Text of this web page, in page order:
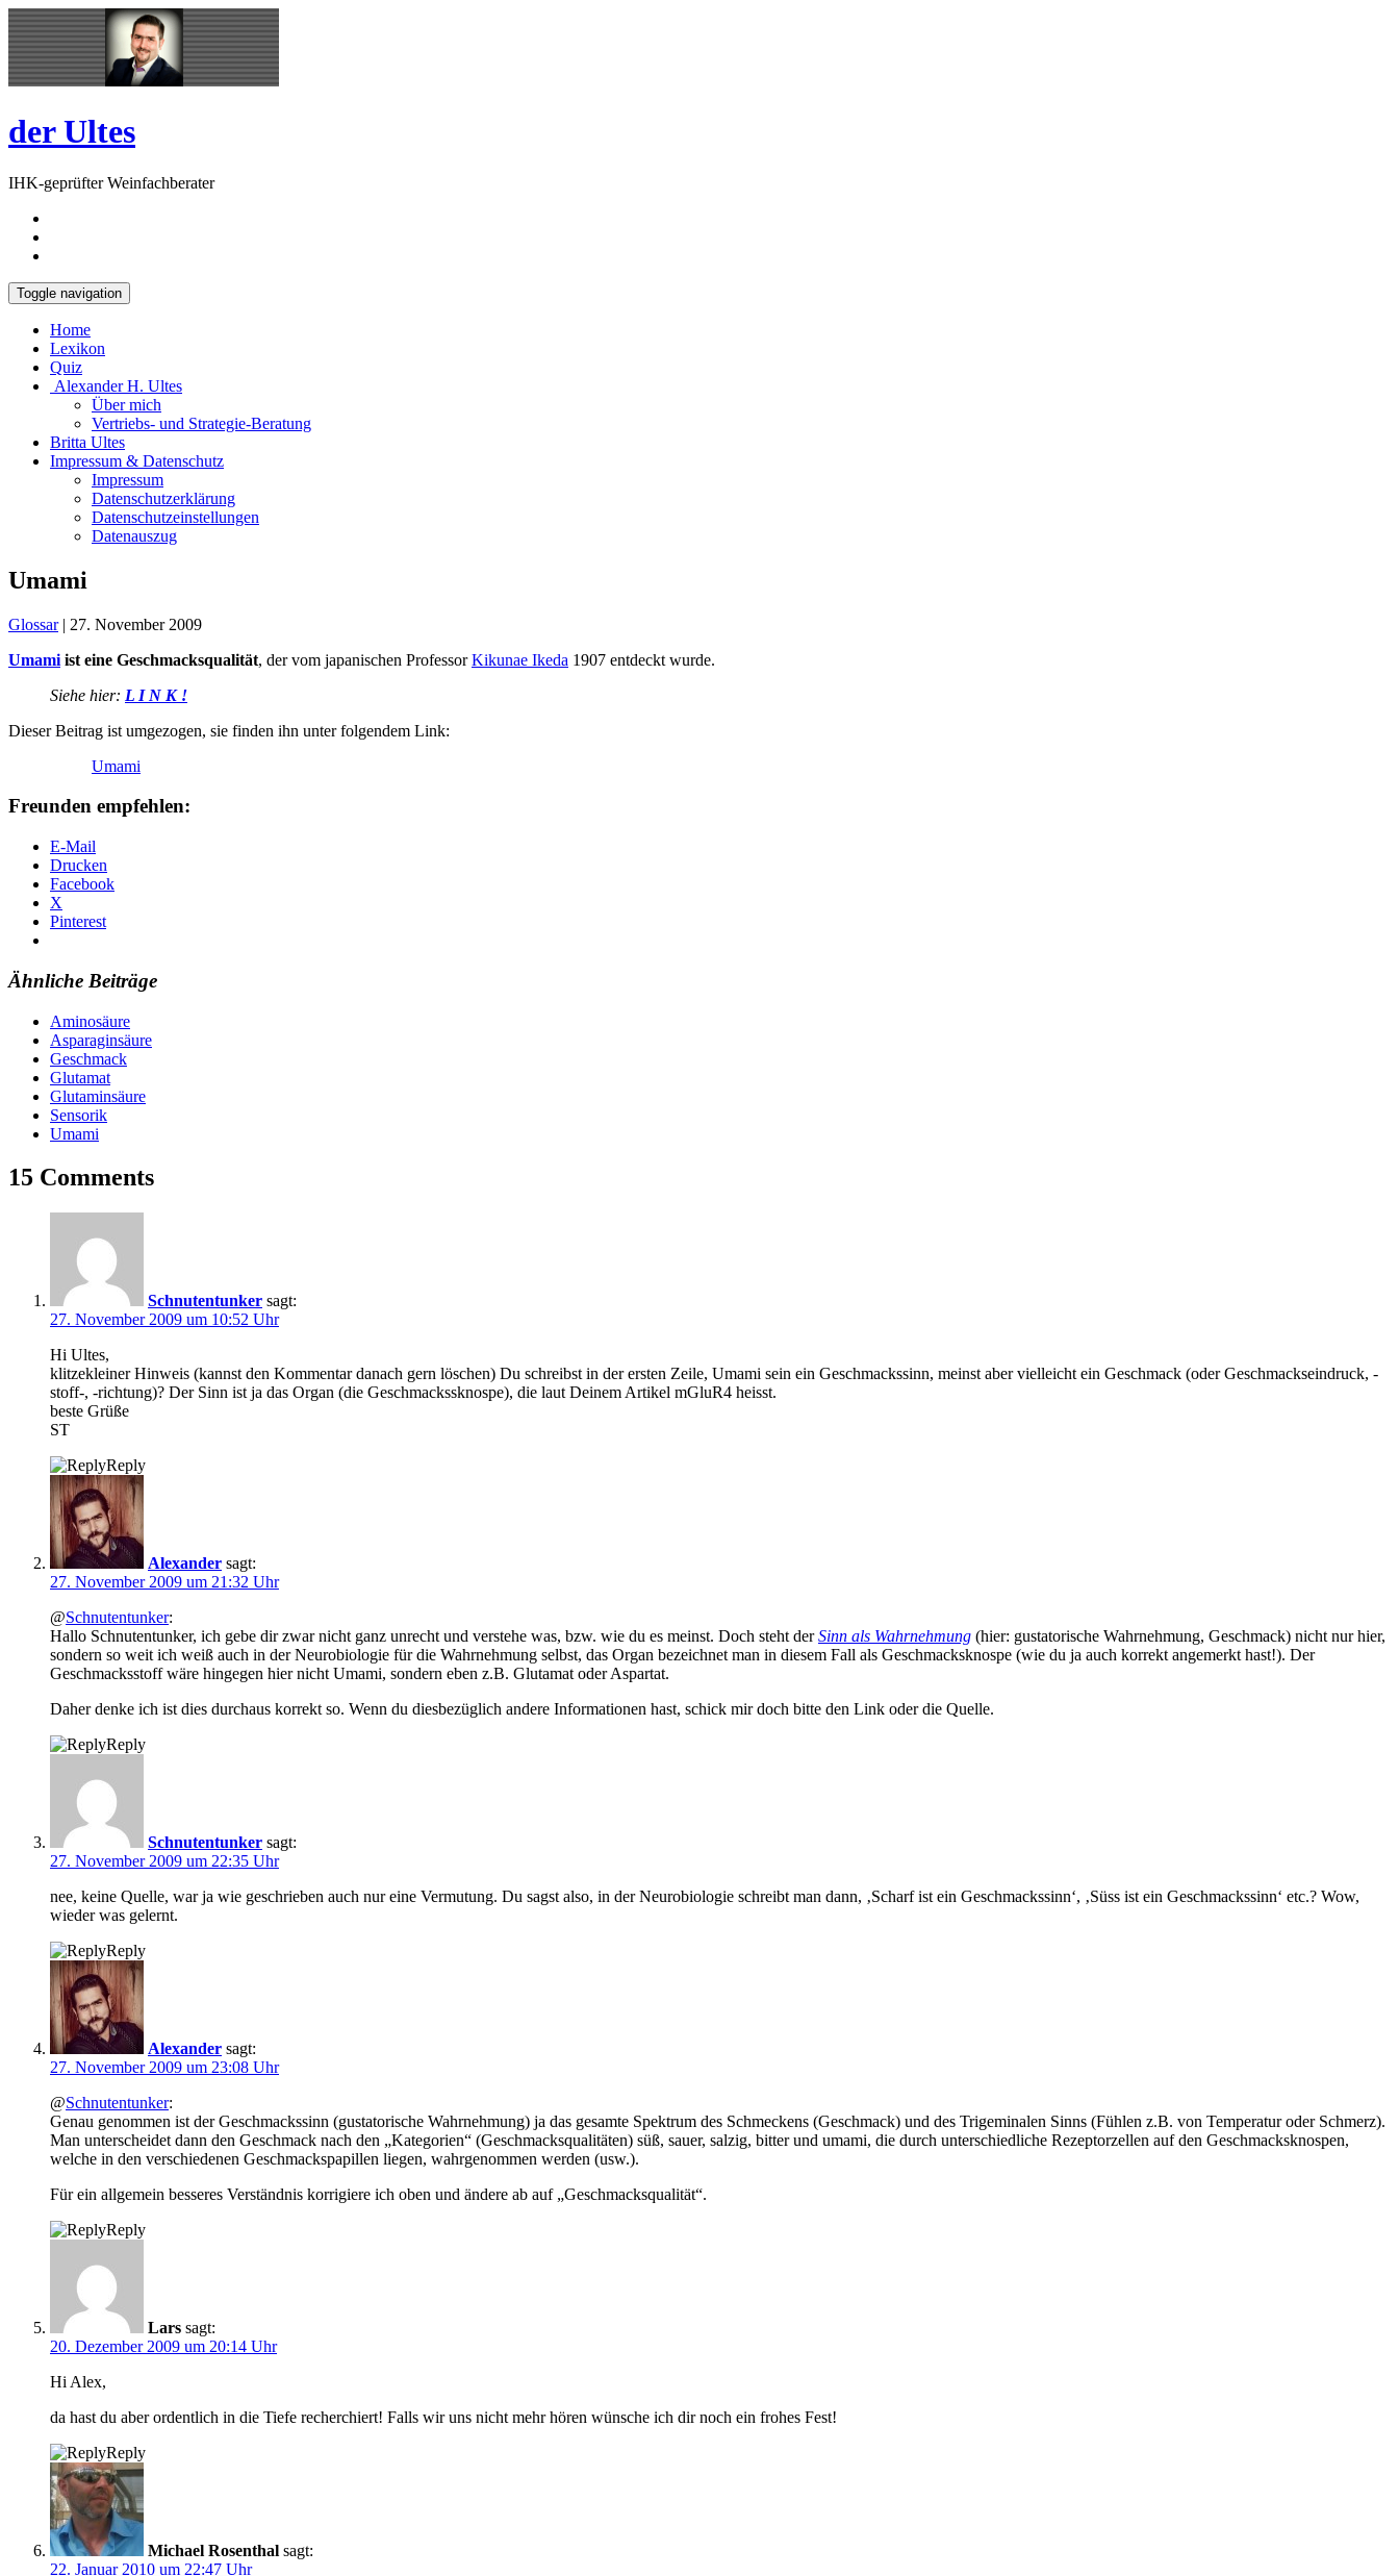
Skip
to
content
Open
Sidebar
der Ultes
IHK-geprüfter Weinfachberater
Toggle navigation
Home
Lexikon
Quiz
Alexander H. Ultes
Über mich
Vertriebs- und Strategie-Beratung
Britta Ultes
Impressum & Datenschutz
Impressum
Datenschutzerklärung
Datenschutzeinstellungen
Datenauszug
Umami
Glossar | 27. November 2009
Umami ist eine Geschmacksqualität, der vom japanischen ProfessorKikunae Ikeda 1907 entdeckt wurde.
Siehe hier: L I N K !
Dieser Beitrag ist umgezogen, sie finden ihn unter folgendem Link:
Umami
Freunden empfehlen:
E-Mail
Drucken
Facebook
X
Pinterest
Ähnliche Beiträge
Aminosäure
Asparaginsäure
Geschmack
Glutamat
Glutaminsäure
Sensorik
Umami
15 Comments
Schnutentunker sagt:
27. November 2009 um 10:52 Uhr
Hi Ultes,
klitzekleiner Hinweis (kannst den Kommentar danach gern löschen) Du schreibst in der ersten Zeile, Umami sein ein Geschmackssinn, meinst aber vielleicht ein Geschmack (oder Geschmackseindruck, -
stoff-, -richtung)? Der Sinn ist ja das Organ (die Geschmackssknospe), die laut Deinem Artikel mGluR4 heisst.
beste Grüße
ST
Reply
Alexander sagt:
27. November 2009 um 21:32 Uhr
@Schnutentunker:
Hallo Schnutentunker, ich gebe dir zwar nicht ganz unrecht und verstehe was, bzw. wie du es meinst. Doch steht derSinn als Wahrnehmung (hier: gustatorische Wahrnehmung, Geschmack) nicht nur hier,
sondern so weit ich weiß auch in der Neurobiologie für die Wahrnehmung selbst, das Organ bezeichnet man in diesem Fall als Geschmacksknospe (wie du ja auch korrekt angemerkt hast!). Der
Geschmacksstoff wäre hingegen hier nicht Umami, sondern eben z.B. Glutamat oder Aspartat.
Daher denke ich ist dies durchaus korrekt so. Wenn du diesbezüglich andere Informationen hast, schick mir doch bitte den Link oder die Quelle.
Reply
Schnutentunker sagt:
27. November 2009 um 22:35 Uhr
nee, keine Quelle, war ja wie geschrieben auch nur eine Vermutung. Du sagst also, in der Neurobiologie schreibt man dann, ‚Scharf ist ein Geschmackssinn‘, ‚Süss ist ein Geschmackssinn‘ etc.? Wow,
wieder was gelernt.
Reply
Alexander sagt:
27. November 2009 um 23:08 Uhr
@Schnutentunker:
Genau genommen ist der Geschmackssinn (gustatorische Wahrnehmung) ja das gesamte Spektrum des Schmeckens (Geschmack) und des Trigeminalen Sinns (Fühlen z.B. von Temperatur oder Schmerz).
Man unterscheidet dann den Geschmack nach den „Kategorien“ (Geschmacksqualitäten) süß, sauer, salzig, bitter und umami, die durch unterschiedliche Rezeptorzellen auf den Geschmacksknospen,
welche in den verschiedenen Geschmackspapillen liegen, wahrgenommen werden (usw.).
Für ein allgemein besseres Verständnis korrigiere ich oben und ändere ab auf „Geschmacksqualität“.
Reply
Lars sagt:
20. Dezember 2009 um 20:14 Uhr
Hi Alex,
da hast du aber ordentlich in die Tiefe recherchiert! Falls wir uns nicht mehr hören wünsche ich dir noch ein frohes Fest!
Reply
Michael Rosenthal sagt:
22. Januar 2010 um 22:47 Uhr